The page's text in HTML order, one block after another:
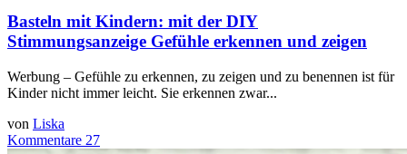
Basteln mit Kindern: mit der DIY
Stimmungsanzeige Gefühle erkennen und zeigen
Werbung – Gefühle zu erkennen, zu zeigen und zu benennen ist für
Kinder nicht immer leicht. Sie erkennen zwar...
von Liska
Kommentare 27